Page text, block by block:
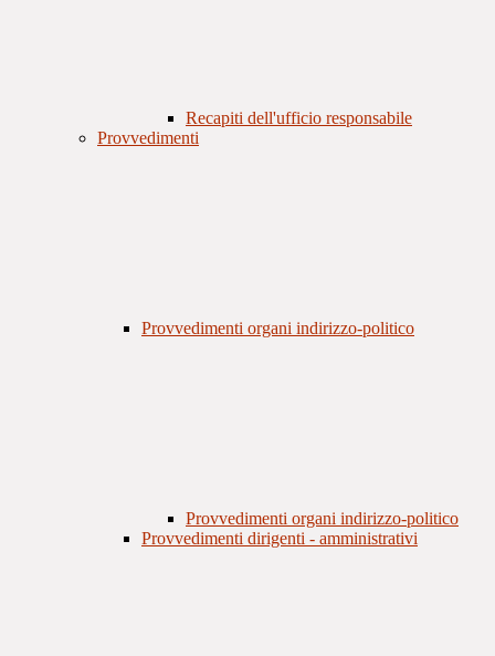
Recapiti dell'ufficio responsabile
Provvedimenti
Provvedimenti organi indirizzo-politico
Provvedimenti organi indirizzo-politico
Provvedimenti dirigenti - amministrativi